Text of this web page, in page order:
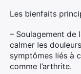
Les bienfaits
– Soulagement de
calmer les
symptômes liés à
comme l’arthrite.